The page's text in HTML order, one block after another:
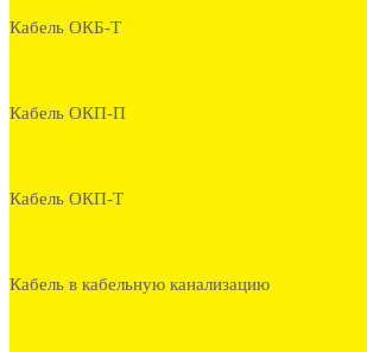
Кабель ОКБ-Т
Кабель ОКП-П
Кабель ОКП-Т
Кабель в кабельную канализацию